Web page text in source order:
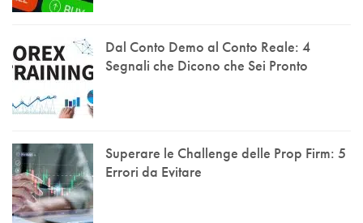
Dal Conto Demo al Conto Reale: 4
Segnali che Dicono che Sei Pronto
Superare le Challenge delle Prop Firm: 5
Errori da Evitare